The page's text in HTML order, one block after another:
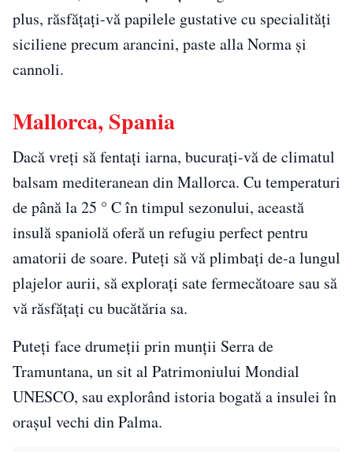
plus, răsfățați-vă papilele gustative cu specialități
siciliene precum arancini, paste alla Norma și
cannoli.
Mallorca, Spania
Dacă vreți să fentați iarna, bucurați-vă de climatul
balsam mediteranean din Mallorca. Cu temperaturi
de până la 25 ° C în timpul sezonului, această
insulă spaniolă oferă un refugiu perfect pentru
amatorii de soare. Puteți să vă plimbați de-a lungul
plajelor aurii, să explorați sate fermecătoare sau să
vă răsfățați cu bucătăria sa.
Puteți face drumeții prin munții Serra de
Tramuntana, un sit al Patrimoniului Mondial
UNESCO, sau explorând istoria bogată a insulei în
orașul vechi din Palma.